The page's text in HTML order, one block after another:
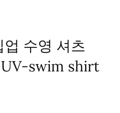
수영 셔츠
swim shirt